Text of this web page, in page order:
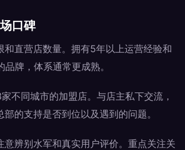
口碑
和直营店数量。拥有5年以上运营经验和
牌，体系通常更成熟。
不同城市的加盟店。与店主私下交流，
的支持是否到位以及遇到的问题。
意辨别水军和真实用户评价。重点关注关